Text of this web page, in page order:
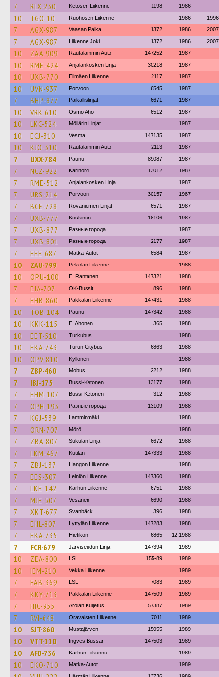
7 RLX-230 Ketosen Liikenne 1198 1986
10 TGO-10 Ruohosen Liikenne 1986 1996
7 AGX-987 Vaasan Paika 1372 1986 2007
7 AGX-987 Liikenne Joki 1372 1986 2007
10 ZAA-909 Rautalammin Auto 147252 1987
10 RME-424 Anjalankosken Linja 30218 1987
10 UXB-770 Elimäen Liikenne 2117 1987
10 UVN-937 Porvoon 6545 1987
7 BHP-877 Paikallislinjat 6671 1987
10 VRK-610 Osmo Aho 6512 1987
10 LKC-524 Möllärin Linjat 1987
10 ECJ-310 Vesma 147135 1987
10 KJO-310 Rautalammin Auto 2113 1987
7 UXX-784 Paunu 89087 1987
7 NCZ-922 Karinord 13012 1987
7 RME-512 Anjalankosken Linja 1987
7 URS-214 Porvoon 30157 1987
7 BCE-728 Rovaniemen Linjat 6571 1987
7 UXB-777 Koskinen 18106 1987
7 UXB-877 Разные города 1987
7 UXB-801 Разные города 2177 1987
7 EEE-687 Matka-Autot 6584 1987
10 ZAU-799 Pekolan Liikenne 1988
10 OPU-100 E. Rantanen 147321 1988
7 EJA-707 OK-Bussit 896 1988
7 EHB-860 Pakkalan Liikenne 147431 1988
10 TOB-104 Paunu 147342 1988
10 KKK-115 E. Ahonen 365 1988
10 EET-510 Turkubus 1988
10 EKA-743 Turun Citybus 6863 1988
10 OPV-810 Kyllonen 1988
7 ZBP-460 Mobus 2212 1988
7 IBJ-175 Bussi-Ketonen 13177 1988
7 EHM-107 Bussi-Ketonen 312 1988
7 OPH-193 Разные города 13109 1988
7 KGJ-539 Lamminmäki 1988
7 ORN-707 Mörö 1988
7 ZBA-807 Sukulan Linja 6672 1988
7 LKM-467 Kutilan 147333 1988
7 ZBJ-137 Hangon Liikenne 1988
7 EES-307 Leiniön Liikenne 147360 1988
7 LKE-142 Karhun Liikenne 6751 1988
7 MJE-507 Vesanen 6690 1988
7 XKT-677 Svanbäck 396 1988
7 EHL-807 Lyttylän Liikenne 147283 1988
7 EKA-735 Hietikon 6865 12.1988
7 FCR-679 Järviseudun Linja 147394 1989
10 ZEA-800 LSL 155-89 1989
10 IEM-210 Vekka Liikenne 1989
7 FAB-369 LSL 7083 1989
7 KKY-713 Pakkalan Liikenne 147509 1989
7 HIC-955 Arolan Kuljetus 57387 1989
7 RVI-648 Oravaisten Liikenne 7011 1989
10 SJT-860 Mustajärven 15055 1989
10 VTT-110 Ingves Bussar 147503 1989
10 AFB-736 Karhun Liikenne 1989
10 EKO-710 Matka-Autot 1989